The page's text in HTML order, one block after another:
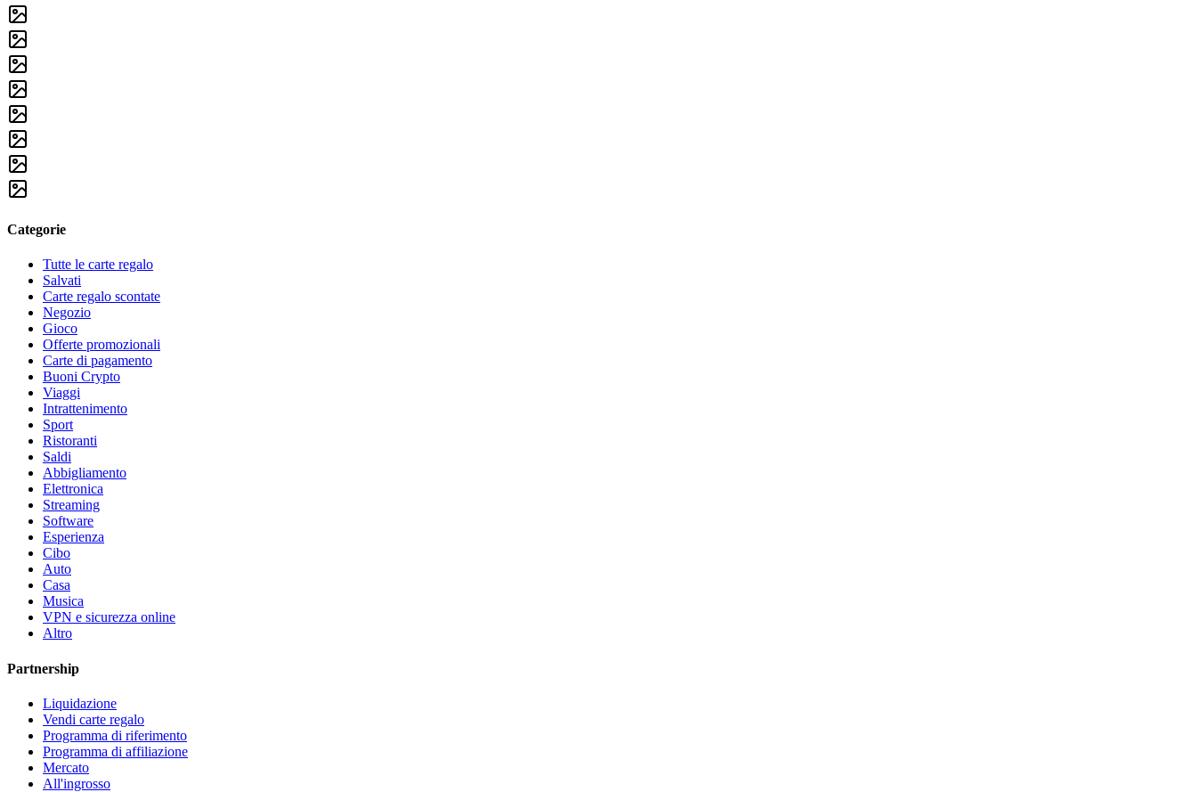
Categorie
Tutte le carte regalo
Salvati
Carte regalo scontate
Negozio
Gioco
Offerte promozionali
Carte di pagamento
Buoni Crypto
Viaggi
Intrattenimento
Sport
Ristoranti
Saldi
Abbigliamento
Elettronica
Streaming
Software
Esperienza
Cibo
Auto
Casa
Musica
VPN e sicurezza online
Altro
Partnership
Liquidazione
Vendi carte regalo
Programma di riferimento
Programma di affiliazione
Mercato
All'ingrosso